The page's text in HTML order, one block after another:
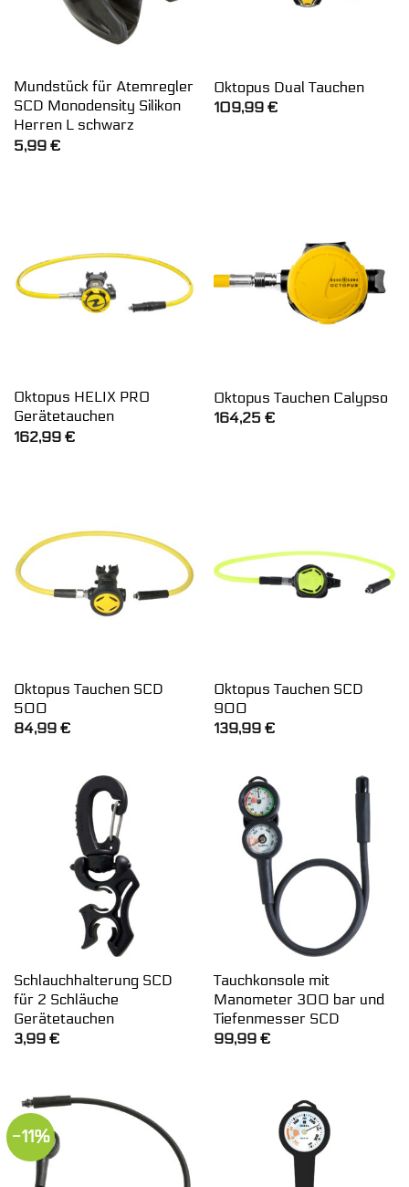
Mundstück für Atemregler
SCD Monodensity Silikon
Herren L schwarz
5,99 €
Oktopus Dual Tauchen
109,99 €
Oktopus HELIX PRO
Gerätetauchen
162,99 €
Oktopus Tauchen Calypso
164,25 €
Oktopus Tauchen SCD
500
84,99 €
Oktopus Tauchen SCD
900
139,99 €
Schlauchhalterung SCD
für 2 Schläuche
Gerätetauchen
3,99 €
Tauchkonsole mit
Manometer 300 bar und
Tiefenmesser SCD
99,99 €
-11%